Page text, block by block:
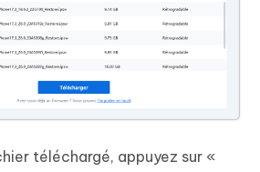
téléchargé, appuyez sur «